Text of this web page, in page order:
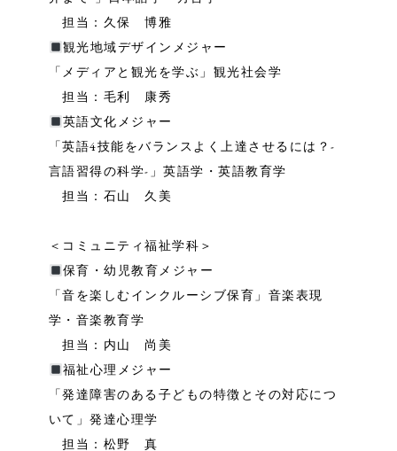
担当：久保 博雅
観光地域デザインメジャー
「メディアと観光を学ぶ」観光社会学
担当：毛利 康秀
英語文化メジャー
「英語4技能をバランスよく上達させるには？-
言語習得の科学-」英語学・英語教育学
担当：石山 久美
＜コミュニティ福祉学科＞
保育・幼児教育メジャー
「音を楽しむインクルーシブ保育」音楽表現
学・音楽教育学
担当：内山 尚美
福祉心理メジャー
「発達障害のある子どもの特徴とその対応につ
いて」発達心理学
担当：松野 真